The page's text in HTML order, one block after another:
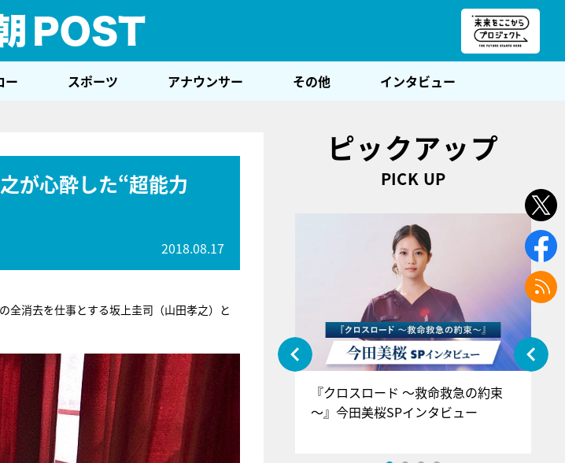
ー スポーツ アナウンサー その他 インタビュー
が心酔した“超能力
2018.08.17
全消去を仕事とする坂上圭司（山田孝之）と
ピックアップ
PICK UP
『アイ＝ラブ！げーみんぐ』＝LOV
E齋藤樹愛羅＆佐々木舞香SPインタ
ビュー
『クロスロード ～救命救急の約束
～』今田美桜SPインタビュー